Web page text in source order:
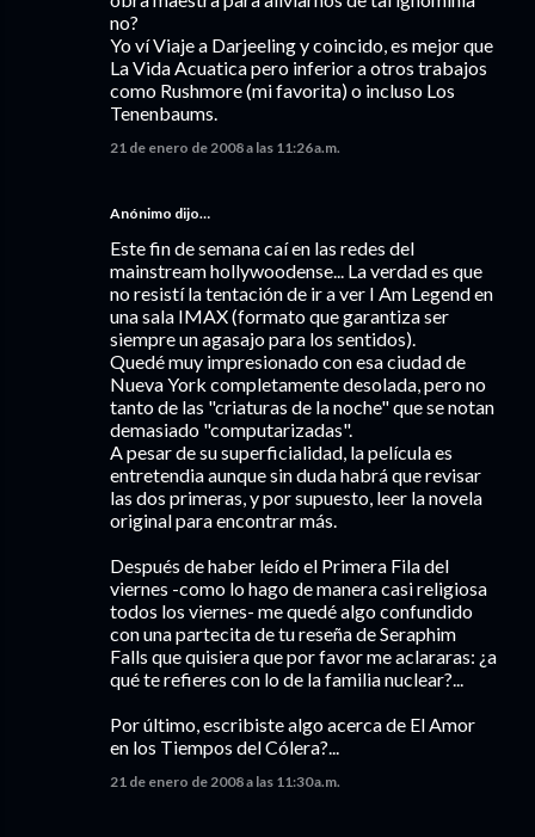
no?
Yo ví Viaje a Darjeeling y coincido, es mejor que
La Vida Acuatica pero inferior a otros trabajos
como Rushmore (mi favorita) o incluso Los
Tenenbaums.
21 de enero de 2008 a las 11:26 a.m.
Anónimo dijo…
Este fin de semana caí en las redes del
mainstream hollywoodense... La verdad es que
no resistí la tentación de ir a ver I Am Legend en
una sala IMAX (formato que garantiza ser
siempre un agasajo para los sentidos).
Quedé muy impresionado con esa ciudad de
Nueva York completamente desolada, pero no
tanto de las "criaturas de la noche" que se notan
demasiado "computarizadas".
A pesar de su superficialidad, la película es
entretendia aunque sin duda habrá que revisar
las dos primeras, y por supuesto, leer la novela
original para encontrar más.
Después de haber leído el Primera Fila del
viernes -como lo hago de manera casi religiosa
todos los viernes- me quedé algo confundido
con una partecita de tu reseña de Seraphim
Falls que quisiera que por favor me aclararas: ¿a
qué te refieres con lo de la familia nuclear?...
Por último, escribiste algo acerca de El Amor
en los Tiempos del Cólera?...
21 de enero de 2008 a las 11:30 a.m.